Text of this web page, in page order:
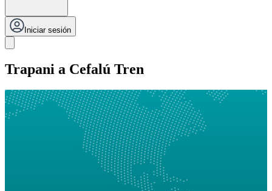
Iniciar sesión
Trapani a Cefalú Tren